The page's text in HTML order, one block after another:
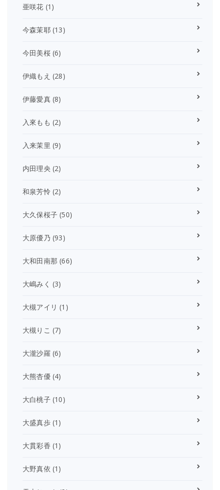
亜咲花 (1)
今森茉耶(13)
今田美桜(6)
伊織もえ (28)
伊藤愛真(8)
入來もも (2)
入来茉里 (9)
内田理央 (2)
和泉芳怜 (2)
大久保桜子 (50)
大原優乃 (93)
大和田南那 (66)
大嶋みく (3)
大槻アイリ (1)
大槻りこ (7)
大瀧沙羅 (6)
大熊杏優(4)
大白桃子(10)
大盛真歩(1)
大貫彩香 (1)
大野真依 (1)